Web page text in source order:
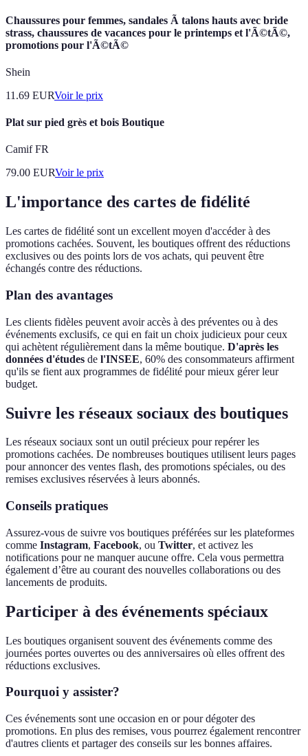
Chaussures pour femmes, sandales Ã talons hauts avec bride
strass, chaussures de vacances pour le printemps et l'Ã©tÃ©,
promotions pour l'Ã©tÃ©
Shein
11.69 EURVoir le prix
Plat sur pied grès et bois Boutique
Camif FR
79.00 EURVoir le prix
L'importance des cartes de fidélité
Les cartes de fidélité sont un excellent moyen d'accéder à des
promotions cachées. Souvent, les boutiques offrent des réductions
exclusives ou des points lors de vos achats, qui peuvent être
échangés contre des réductions.
Plan des avantages
Les clients fidèles peuvent avoir accès à des préventes ou à des
événements exclusifs, ce qui en fait un choix judicieux pour ceux
qui achètent régulièrement dans la même boutique. D'après les
données d'études de l'INSEE, 60% des consommateurs affirment
qu'ils se fient aux programmes de fidélité pour mieux gérer leur
budget.
Suivre les réseaux sociaux des boutiques
Les réseaux sociaux sont un outil précieux pour repérer les
promotions cachées. De nombreuses boutiques utilisent leurs pages
pour annoncer des ventes flash, des promotions spéciales, ou des
remises exclusives réservées à leurs abonnés.
Conseils pratiques
Assurez-vous de suivre vos boutiques préférées sur les plateformes
comme Instagram, Facebook, ou Twitter, et activez les
notifications pour ne manquer aucune offre. Cela vous permettra
également d’être au courant des nouvelles collaborations ou des
lancements de produits.
Participer à des événements spéciaux
Les boutiques organisent souvent des événements comme des
journées portes ouvertes ou des anniversaires où elles offrent des
réductions exclusives.
Pourquoi y assister?
Ces événements sont une occasion en or pour dégoter des
promotions. En plus des remises, vous pourrez également rencontrer
d'autres clients et partager des conseils sur les bonnes affaires.